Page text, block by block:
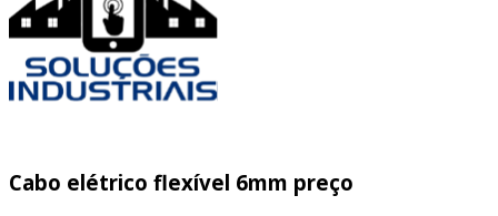
Cabo elétrico flexível 6mm preço